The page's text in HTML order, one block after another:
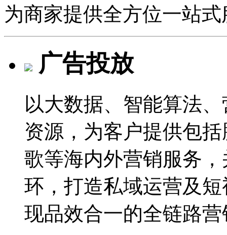
为商家提供全方位一站
广告投放
以大数据、智能算法
资源，为客户提供包
歌等海内外营销服务
环，打造私域运营及
现品效合一的全链路